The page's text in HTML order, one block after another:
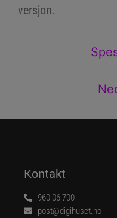
versjon.
Kontakt
960 06 700
post@digihuset.no